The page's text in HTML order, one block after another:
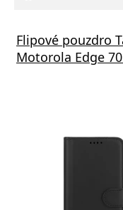
Flipové pouzdro
Motorola Edge